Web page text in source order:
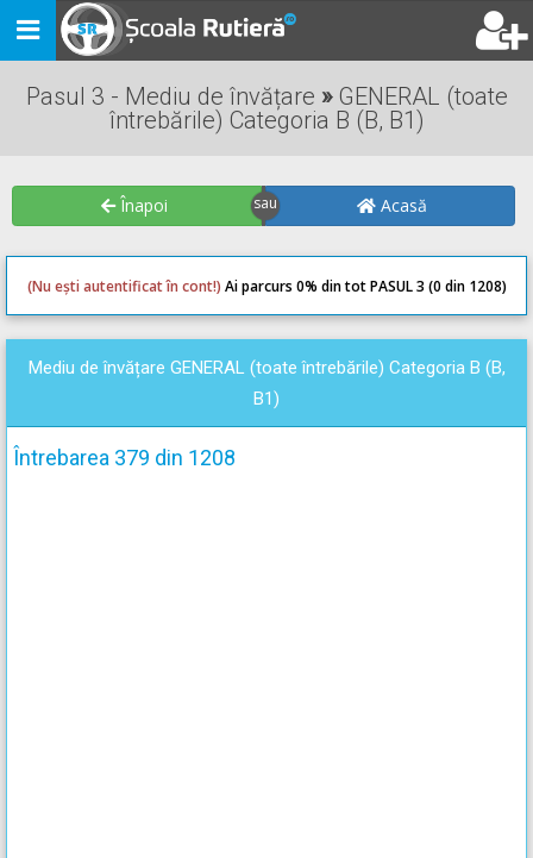
Toggle
navigation
Pasul 3 - Mediu de învățare »GENERAL (toate
întrebările) Categoria B (B, B1)
Înapoi Acasă
(Nu ești autentificat în cont!) Ai parcurs 0% din tot PASUL 3 (0 din 1208)
0
Mediu de învățare GENERAL (toate întrebările) Categoria B (B,
B1)
Întrebarea 379 din 1208